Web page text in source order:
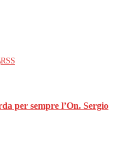
RSS
per sempre l’On. Sergio